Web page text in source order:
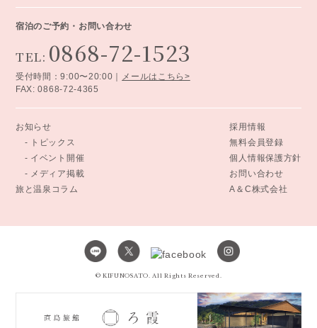
宿泊のご予約・お問い合わせ
TEL: 0868-72-1523
受付時間：9:00〜20:00｜
メールはこちら>
FAX: 0868-72-4365
お知らせ
- トピックス
- イベント開催
- メディア掲載
旅と温泉コラム
採用情報
無料会員登録
個人情報保護方針
お問い合わせ
A＆C株式会社
© KIFUNOSATO. All Rights Reserved.